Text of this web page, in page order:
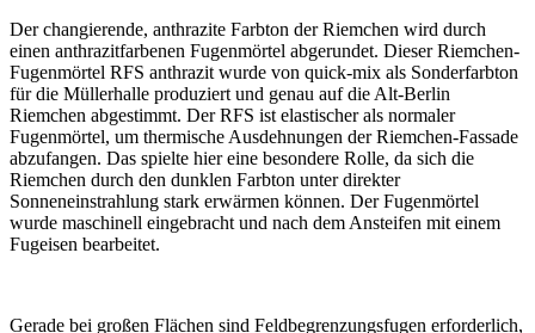
Der changierende, anthrazite Farbton der Riemchen wird durch
einen anthrazitfarbenen Fugenmörtel abgerundet. Dieser Riemchen-
Fugenmörtel RFS anthrazit wurde von quick-mix als Sonderfarbton
für die Müllerhalle produziert und genau auf die Alt-Berlin
Riemchen abgestimmt. Der RFS ist elastischer als normaler
Fugenmörtel, um thermische Ausdehnungen der Riemchen-Fassade
abzufangen. Das spielte hier eine besondere Rolle, da sich die
Riemchen durch den dunklen Farbton unter direkter
Sonneneinstrahlung stark erwärmen können. Der Fugenmörtel
wurde maschinell eingebracht und nach dem Ansteifen mit einem
Fugeisen bearbeitet.
Gerade bei großen Flächen sind Feldbegrenzungsfugen erforderlich,